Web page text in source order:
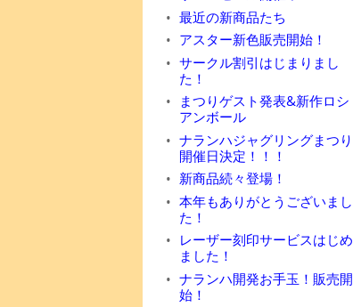
最近の新商品たち
アスター新色販売開始！
サークル割引はじまりまし
た！
まつりゲスト発表&新作ロシ
アンボール
ナランハジャグリングまつり
開催日決定！！！
新商品続々登場！
本年もありがとうございまし
た！
レーザー刻印サービスはじめ
ました！
ナランハ開発お手玉！販売開
始！